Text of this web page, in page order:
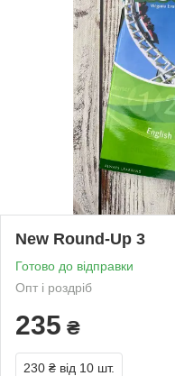
New Round-Up 3
Готово до відправки
Опт і роздріб
235 ₴
230 ₴ від 10 шт.